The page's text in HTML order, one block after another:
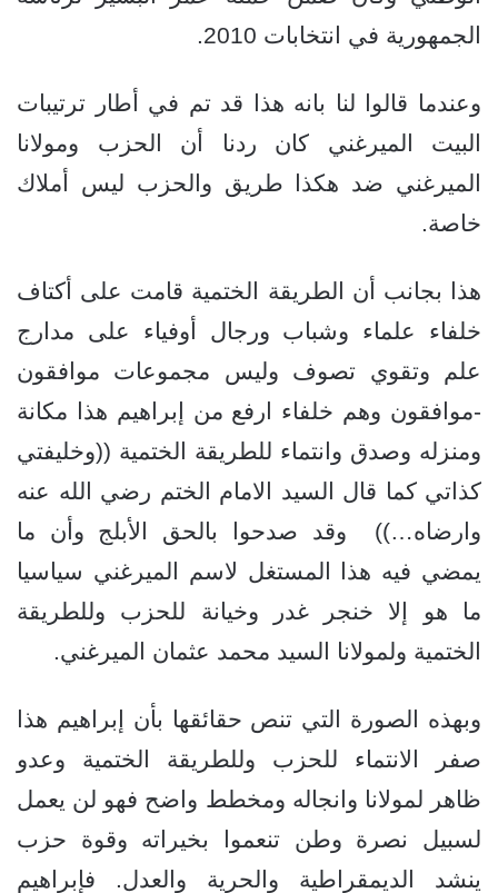
الجمهورية في انتخابات 2010.
وعندما قالوا لنا بانه هذا قد تم في أطار ترتيبات
البيت الميرغني كان ردنا أن الحزب ومولانا
الميرغني ضد هكذا طريق والحزب ليس أملاك
خاصة.
هذا بجانب أن الطريقة الختمية قامت على أكتاف
خلفاء علماء وشباب ورجال أوفياء على مدارج
علم وتقوي تصوف وليس مجموعات موافقون
-موافقون وهم خلفاء ارفع من إبراهيم هذا مكانة
ومنزله وصدق وانتماء للطريقة الختمية ((وخليفتي
كذاتي كما قال السيد الامام الختم رضي الله عنه
وارضاه…)) وقد صدحوا بالحق الأبلج وأن ما
يمضي فيه هذا المستغل لاسم الميرغني سياسيا
ما هو إلا خنجر غدر وخيانة للحزب وللطريقة
الختمية ولمولانا السيد محمد عثمان الميرغني.
وبهذه الصورة التي تنص حقائقها بأن إبراهيم هذا
صفر الانتماء للحزب وللطريقة الختمية وعدو
ظاهر لمولانا وانجاله ومخطط واضح فهو لن يعمل
لسبيل نصرة وطن تنعموا بخيراته وقوة حزب
ينشد الديمقراطية والحرية والعدل. فإبراهيم